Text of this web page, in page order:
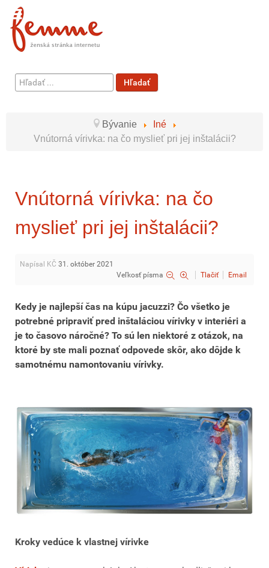
Hľadať
...
Hľadať
Bývanie
Iné
Vnútorná vírivka: na čo myslieť pri jej inštalácii?
Vnútorná vírivka: na čo
myslieť pri jej inštalácii?
Napísal KČ 31. október 2021
Veľkosť písma
Tlačiť Email
Kedy je najlepší čas na kúpu jacuzzi? Čo všetko je
potrebné pripraviť pred inštaláciou vírivky v interiéri a
je to časovo náročné? To sú len niektoré z otázok, na
ktoré by ste mali poznať odpovede skôr, ako dôjde k
samotnému namontovaniu vírivky.
Kroky vedúce k vlastnej vírivke